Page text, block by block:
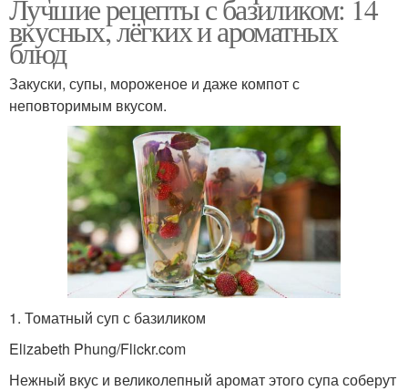
Лучшие рецепты с базиликом: 14
вкусных, лёгких и ароматных
блюд
Закуски, супы, мороженое и даже компот с
неповторимым вкусом.
1. Томатный суп с базиликом
Elizabeth Phung/Flickr.com
Нежный вкус и великолепный аромат этого супа соберут